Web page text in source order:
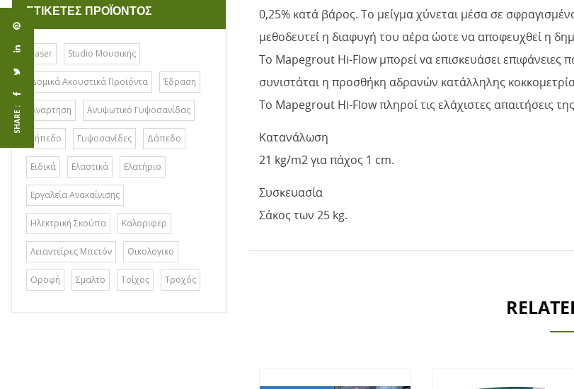
ΕΤΙΚΈΤΕΣ ΠΡΟΪΌΝΤΟΣ
Laser Studio Μουσικής
Δομικά Ακουστικά Προϊόντα Έδραση
Αναρτηση Ανυψωτικό Γυψοσανίδας
Γήπεδο Γυψοσανίδες Δάπεδο
Ειδικά Ελαστικά Ελατήριο
Εργαλεία Ανακαίνισης
Ηλεκτρική Σκούπα Καλοριφερ
Λειαντείρες Μπετόν Οικολογικο
Οροφή Σμαλτο Τοίχος Τροχός
0,25% κατά βάρος. To μείγμα χύνεται μέσα σε
μεθοδευτεί η διαφυγή του αέρα ώοτε να αποφευχθεί η
To Mapegrout Hi-Flow μπορεί vα επισκευάσει επιφάνειες
συνιστάται η προσθήκη αδρανών κατάλληλης
To Mapegrout Hi-Flow πληροί τις ελάχιστες απαιτήσεις
Κατανάλωση
21 kg/m2 για πάχος 1 cm.
Συσκευασία
Σάκος των 25 kg.
SHARE :